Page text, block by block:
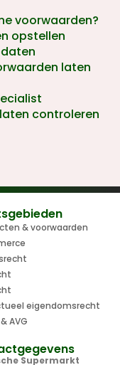
voorwaarden?
opstellen
laten
controleren
& voorwaarden
eigendomsrecht
AVG
Supermarkt